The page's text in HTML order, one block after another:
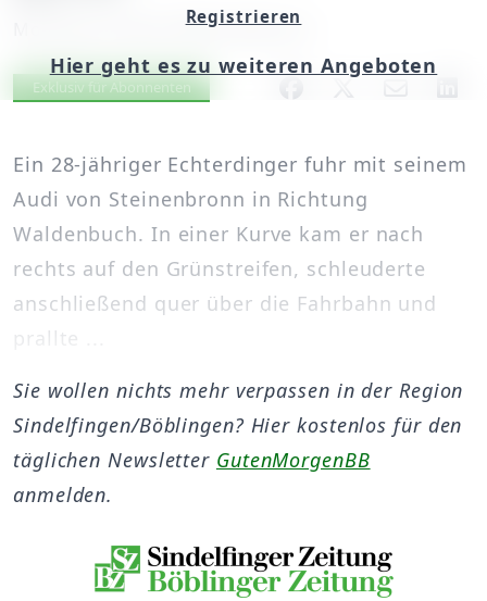
Montag, 28. April 2008, 00:00 Uhr
Artikel vorlesen
Exklusiv für Abonnenten
Ein 28-jähriger Echterdinger fuhr mit seinem
Audi von Steinenbronn in Richtung
Waldenbuch. In einer Kurve kam er nach
rechts auf den Grünstreifen, schleuderte
anschließend quer über die Fahrbahn und
prallte ...
Registrieren
Hier geht es zu weiteren Angeboten
Sie wollen nichts mehr verpassen in der Region
Sindelfingen/Böblingen? Hier kostenlos für den
täglichen Newsletter GutenMorgenBB
anmelden.